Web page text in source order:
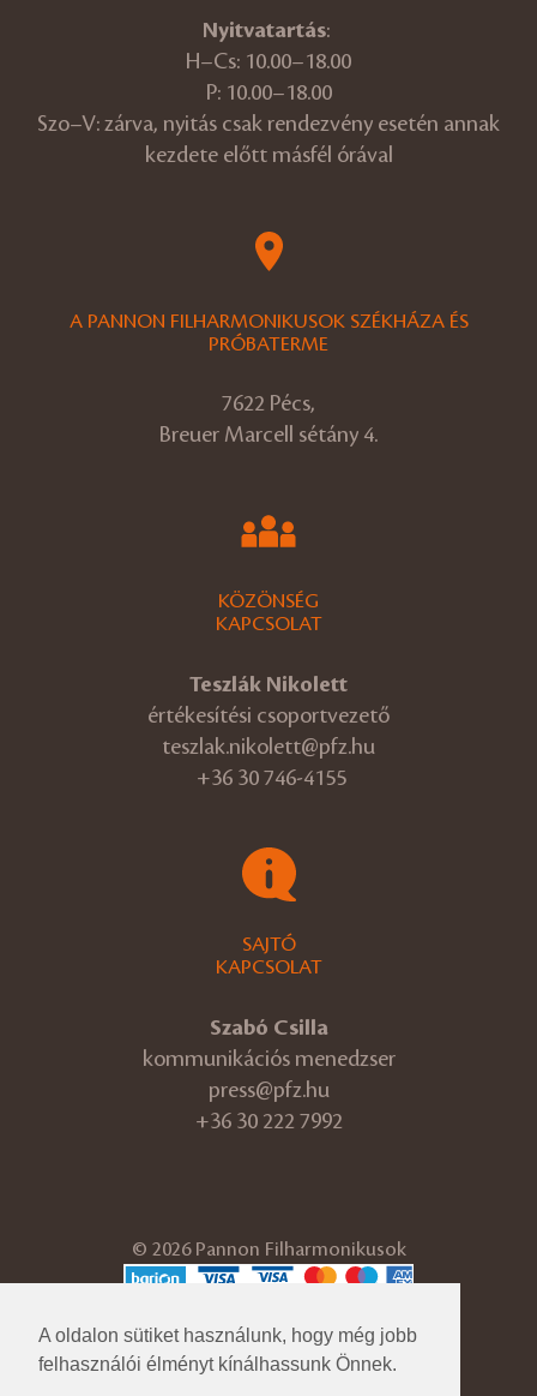
A oldalon sütiket használunk, hogy még jobb
felhasználói élményt kínálhassunk Önnek.
Nyitvatartás:
H–Cs: 10.00–18.00
P: 10.00–18.00
Szo–V: zárva, nyitás csak rendezvény esetén annak
kezdete előtt másfél órával
A PANNON FILHARMONIKUSOK SZÉKHÁZA ÉS
PRÓBATERME
7622 Pécs,
Breuer Marcell sétány 4.
KÖZÖNSÉG
KAPCSOLAT
Teszlák Nikolett
értékesítési csoportvezető
teszlak.nikolett@pfz.hu
+36 30 746-4155
SAJTÓ
KAPCSOLAT
Szabó Csilla
kommunikációs menedzser
press@pfz.hu
+36 30 222 7992
© 2026 Pannon Filharmonikusok
Adatvédelmi tájékoztató
Cégadatok